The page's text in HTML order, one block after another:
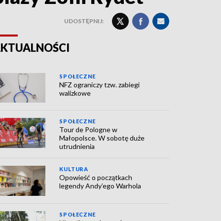
UDOSTĘPNIJ:
SPOŁECZNE
NFZ ograniczy tzw. zabiegi
walizkowe
SPOŁECZNE
Tour de Pologne w
Małopolsce. W sobotę duże
utrudnienia
KULTURA
Opowieść o początkach
legendy Andy’ego Warhola
SPOŁECZNE